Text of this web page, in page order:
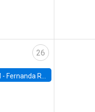
26
- Fernanda Rojas Ampuero, University of Wisconsin-Madison